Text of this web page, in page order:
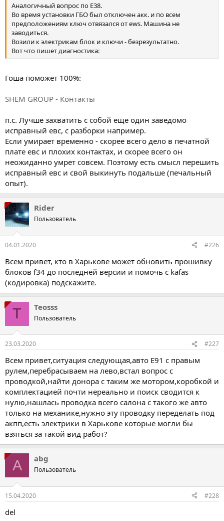
Аналогичный вопрос по Е38.
Во время установки ГБО был отключен акк. и по всем
предположениям ключ отвязался от ews. Машина не
заводиться.
Возили к электрикам блок и ключи - безрезультатно.
Вот что пишет диагностика:
Гоша поможет 100%:
SHEM GROUP - Контакты
п.с. Лучше захватить с собой еще один заведомо
исправный евс, с разборки например.
Если умирает временно - скорее всего дело в печатной
плате евс и плохих контактах, и скорее всего он
неожиданно умрет совсем. Поэтому есть смысл перешить
исправный евс и свой выкинуть подальше (печальный
опыт).
Rider
Пользователь
04.01.2020 #226
Всем привет, кто в Харькове может обновить прошивку
блоков f34 до последней версии и помочь с kafas
(кодировка) подскажите.
T Teosss
Пользователь
23.03.2020 #227
Всем привет,ситуация следующая,авто Е91 с правым
рулем,перебрасываем на лево,встал вопрос с
проводкой,найти донора с таким же мотором,коробкой и
комплектацией почти нереально и поиск сводится к
нулю,нашлась проводка всего салона с такого же авто
только на механике,нужно эту проводку переделать под
акпп,есть электрики в Харькове которые могли бы
взяться за такой вид работ?
A abg
Пользователь
15.04.2020 #228
del